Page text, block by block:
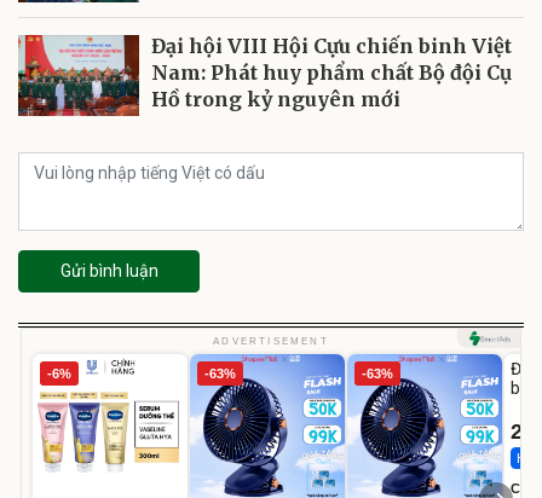
Đại hội VIII Hội Cựu chiến binh Việt
Nam: Phát huy phẩm chất Bộ đội Cụ
Hồ trong kỷ nguyên mới
Gửi bình luận
ADVERTISEMENT
-6% -63% -63%
Đai
bé
Hot